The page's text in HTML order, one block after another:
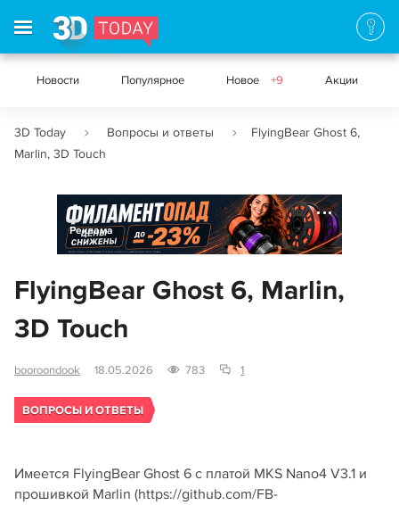
Новости Популярное Новое +9 Акции
3D Today Вопросы и ответы
FlyingBear Ghost 6,
Marlin, 3D Touch
Реклама
FlyingBear Ghost 6, Marlin,
3D Touch
booroondook 18.05.2026 783 1
ВОПРОСЫ И ОТВЕТЫ
Имеется FlyingBear Ghost 6 с платой MKS Nano4 V3.1 и
прошивкой Marlin (https://github.com/FB-